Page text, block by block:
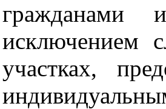
гражданами
исключением
участках,